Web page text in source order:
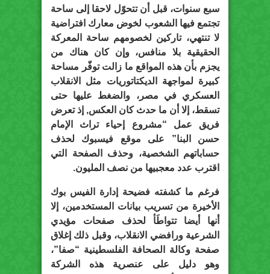
سبع سنوات، قبل أن تتحوّل لاحقا إلى ساحة
تجتمع فيها الشعوب لخوض معارك افتراضية
لا تنتهي، تاركين لخصومهم ساحة المعركة
الحقيقية بلا منافس، وإن كان هناك من
يجزم بأن هذه المواقع ما زالت توفّر مساحة
كبيرة لمواجهة الديكتاتوريات مثل الانقلاب
العسكري في مصر، والضغط عليها حتى
تسقط، إلا أن ما حدث كان العكس, إذ تعرض
فريق عمل “مشروع إحياء تراث الإمام
حسن البنا” على موقع فيسبوك لحذف
حساباتهم الشخصية، وحذف الصفحة التي
اقترب عدد معجبيها من نصف المليون.
فرغم ما كشفته فضيحة إدارة الفيس بوك
الأخيرة من تسريب بيانات المستخدمين، إلا
أنها أيضا تتواطَأ لحذف صفحات مؤيدي
الشرعية ورافضي الانقلاب، وقبل ذلك إغلاق
صفحة وكالة الصحافة الفلسطينية “صفا”،
وهو دليل على عنصرية هذه الشركة